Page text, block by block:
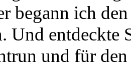
begann ich
Und entdeckte
und für